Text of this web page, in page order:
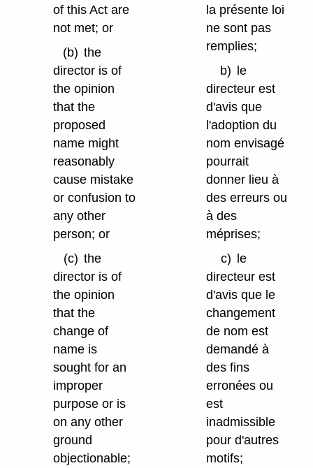
of this Act are
not met; or
(b) the
director is of
the opinion
that the
proposed
name might
reasonably
cause mistake
or confusion to
any other
person; or
(c) the
director is of
the opinion
that the
change of
name is
sought for an
improper
purpose or is
on any other
ground
objectionable;
la présente loi
ne sont pas
remplies;
b)
le
directeur est
d'avis que
l'adoption du
nom envisagé
pourrait
donner lieu à
des erreurs ou
à des
méprises;
c) le
directeur est
d'avis que le
changement
de nom est
demandé à
des fins
erronées ou
est
inadmissible
pour d'autres
motifs;